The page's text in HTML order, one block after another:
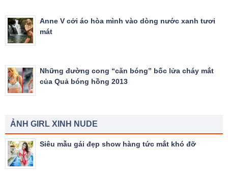
Anne V cởi áo hòa mình vào dòng nước xanh tươi
mát
Những đường cong “căn bóng” bốc lửa cháy mắt
của Quả bóng hồng 2013
ẢNH GIRL XINH NUDE
Siêu mẫu gái đẹp show hàng tức mắt khó đỡ